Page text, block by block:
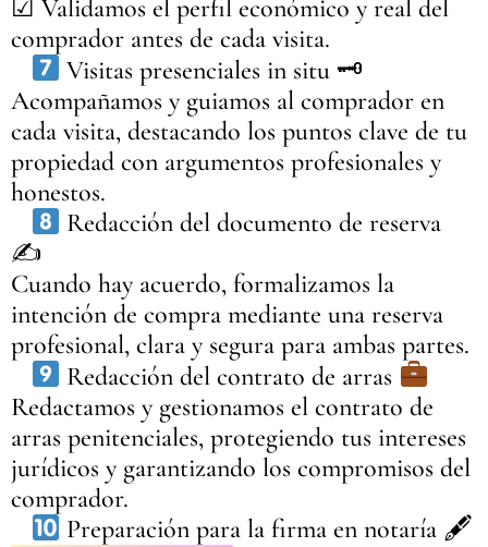
☑ Validamos el perfil económico y real del
comprador antes de cada visita.
Visitas presenciales in situ 🗝
Acompañamos y guiamos al comprador en
cada visita, destacando los puntos clave de tu
propiedad con argumentos profesionales y
honestos.
Redacción del documento de reserva
✍
Cuando hay acuerdo, formalizamos la
intención de compra mediante una reserva
profesional, clara y segura para ambas partes.
Redacción del contrato de arras
Redactamos y gestionamos el contrato de
arras penitenciales, protegiendo tus intereses
jurídicos y garantizando los compromisos del
comprador.
Preparación para la firma en notaría 🖋